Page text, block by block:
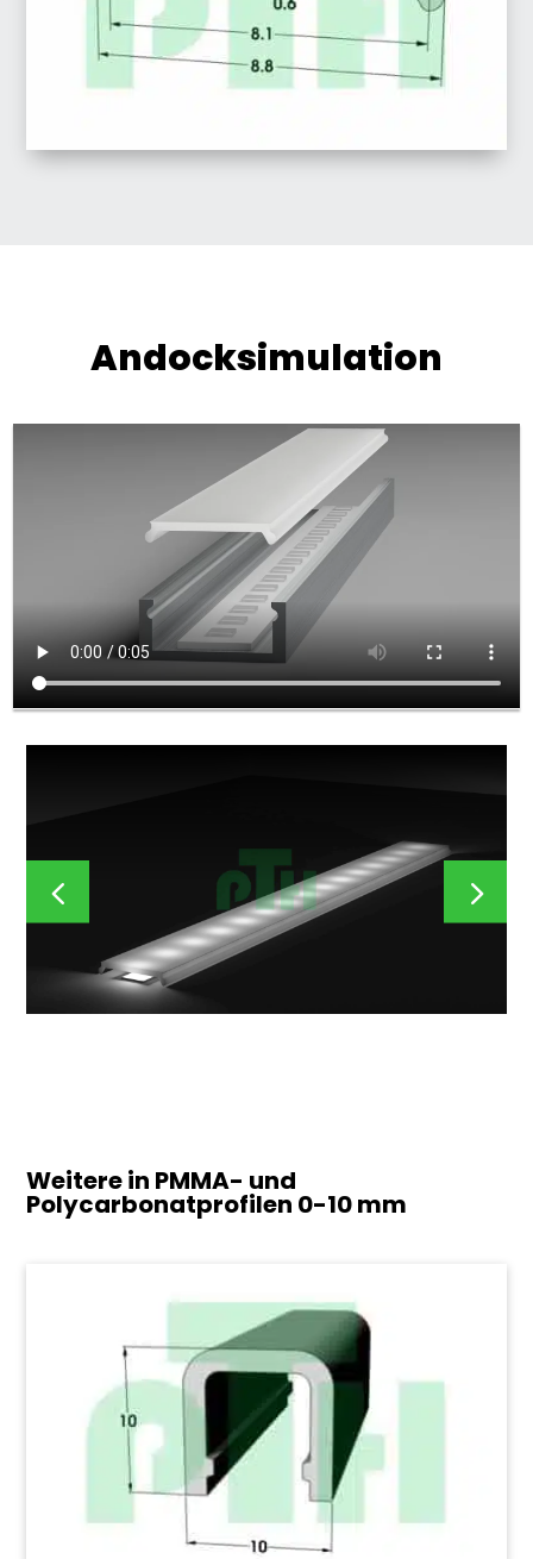
Andocksimulation
Weitere in PMMA- und
Polycarbonatprofilen 0-10 mm